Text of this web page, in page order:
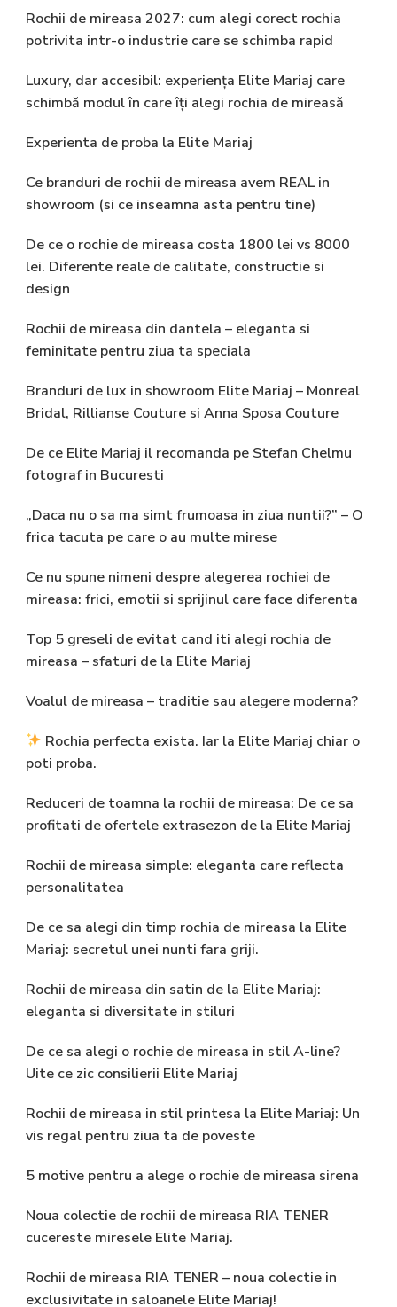
Rochii de mireasa 2027: cum alegi corect rochia
potrivita intr-o industrie care se schimba rapid
Luxury, dar accesibil: experiența Elite Mariaj care
schimbă modul în care îți alegi rochia de mireasă
Experienta de proba la Elite Mariaj
Ce branduri de rochii de mireasa avem REAL in
showroom (si ce inseamna asta pentru tine)
De ce o rochie de mireasa costa 1800 lei vs 8000
lei. Diferente reale de calitate, constructie si
design
Rochii de mireasa din dantela – eleganta si
feminitate pentru ziua ta speciala
Branduri de lux in showroom Elite Mariaj – Monreal
Bridal, Rillianse Couture si Anna Sposa Couture
De ce Elite Mariaj il recomanda pe Stefan Chelmu
fotograf in Bucuresti
„Daca nu o sa ma simt frumoasa in ziua nuntii?” – O
frica tacuta pe care o au multe mirese
Ce nu spune nimeni despre alegerea rochiei de
mireasa: frici, emotii si sprijinul care face diferenta
Top 5 greseli de evitat cand iti alegi rochia de
mireasa – sfaturi de la Elite Mariaj
Voalul de mireasa – traditie sau alegere moderna?
Rochia perfecta exista. Iar la Elite Mariaj chiar o
poti proba.
Reduceri de toamna la rochii de mireasa: De ce sa
profitati de ofertele extrasezon de la Elite Mariaj
Rochii de mireasa simple: eleganta care reflecta
personalitatea
De ce sa alegi din timp rochia de mireasa la Elite
Mariaj: secretul unei nunti fara griji.
Rochii de mireasa din satin de la Elite Mariaj:
eleganta si diversitate in stiluri
De ce sa alegi o rochie de mireasa in stil A-line?
Uite ce zic consilierii Elite Mariaj
Rochii de mireasa in stil printesa la Elite Mariaj: Un
vis regal pentru ziua ta de poveste
5 motive pentru a alege o rochie de mireasa sirena
Noua colectie de rochii de mireasa RIA TENER
cucereste miresele Elite Mariaj.
Rochii de mireasa RIA TENER – noua colectie in
exclusivitate in saloanele Elite Mariaj!